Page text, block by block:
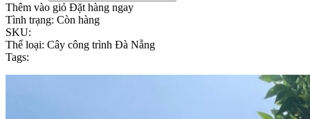
Thêm vào giỏ Đặt hàng ngay
Tình trạng: Còn hàng
SKU:
Thể loại: Cây công trình Đà Nẵng
Tags: